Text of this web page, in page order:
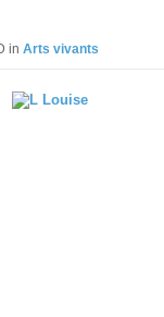
in Arts vivants